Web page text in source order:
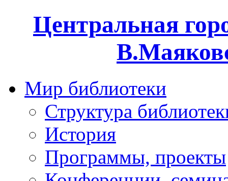
Центральная
Мир библиотеки
Структура
История
Программы, проекты